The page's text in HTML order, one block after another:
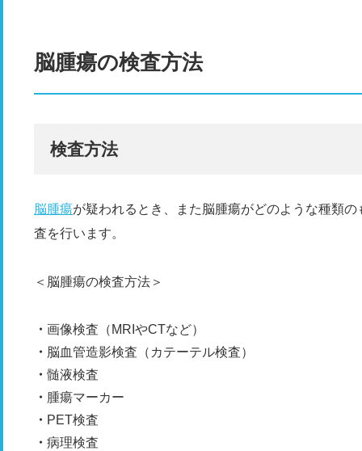
脳腫瘍の検査方法
検査方法
脳腫瘍が疑われるとき、また脳腫瘍がどのような種類
査を行います。
＜脳腫瘍の検査方法＞
画像検査（MRIやCTなど）
脳血管造影検査（カテーテル検査）
髄液検査
腫瘍マーカー
PET検査
病理検査